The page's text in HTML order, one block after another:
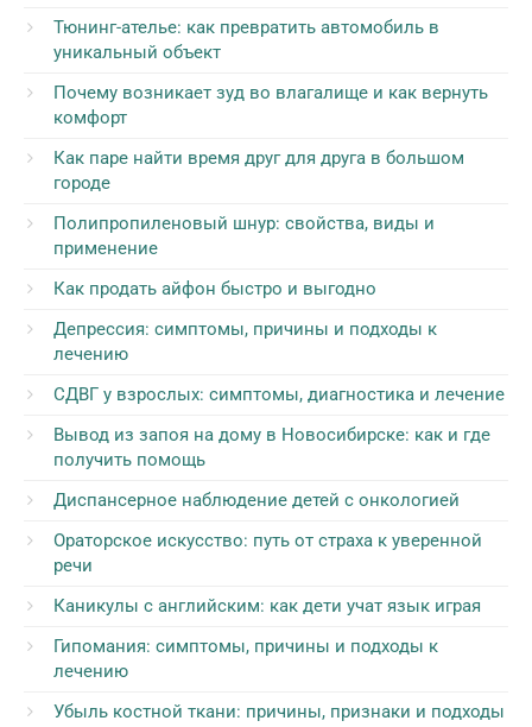
Тюнинг-ателье: как превратить автомобиль в
уникальный объект
Почему возникает зуд во влагалище и как вернуть
комфорт
Как паре найти время друг для друга в большом
городе
Полипропиленовый шнур: свойства, виды и
применение
Как продать айфон быстро и выгодно
Депрессия: симптомы, причины и подходы к
лечению
СДВГ у взрослых: симптомы, диагностика и лечение
Вывод из запоя на дому в Новосибирске: как и где
получить помощь
Диспансерное наблюдение детей с онкологией
Ораторское искусство: путь от страха к уверенной
речи
Каникулы с английским: как дети учат язык играя
Гипомания: симптомы, причины и подходы к
лечению
Убыль костной ткани: причины, признаки и подходы